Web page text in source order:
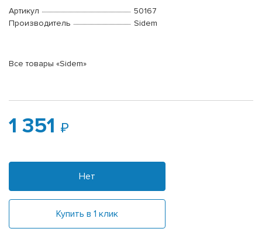
Артикул
50167
Производитель
Sidem
Все товары «Sidem»
1 351
Нет
Купить в 1 клик